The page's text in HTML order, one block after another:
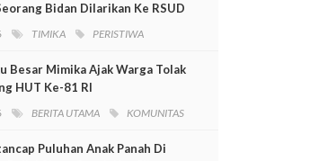
Bidan Dilarikan Ke RSUD
TIMIKA PERISTIWA
Besar Mimika Ajak Warga Tolak
HUT Ke-81 RI
BERITA UTAMA KOMUNITAS
Puluhan Anak Panah Di